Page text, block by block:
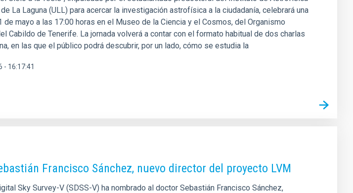
La Laguna (ULL) para acercar la investigación astrofísica a la ciudadanía, celebrará una
mayo a las 17:00 horas en el Museo de la Ciencia y el Cosmos, del Organismo
Cabildo de Tenerife. La jornada volverá a contar con el formato habitual de dos charlas
en las que el público podrá descubrir, por un lado, cómo se estudia la
- 16:17:41
Francisco Sánchez, nuevo director del proyecto LVM
Sky Survey-V (SDSS-V) ha nombrado al doctor Sebastián Francisco Sánchez,